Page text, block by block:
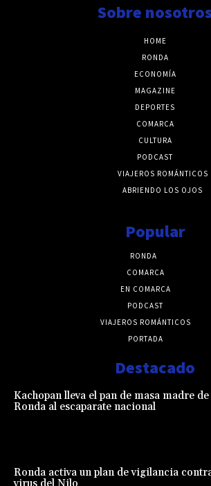
Sobre
HOME
RONDA
ECONOMÍA
MAGAZINE
DEPORTES
COMARCA
CULTURA
PODCAST
VIAJEROS ROMÁNTICOS
ABRIENDO LOS OJOS
Popular
RONDA
COMARCA
EN COMARCA
PODCAST
VIAJEROS ROMÁNTICOS
PORTADA
Destacado
Kachopan lleva el pan de masa madre de
Ronda al escaparate nacional
Ronda activa un plan de vigilancia